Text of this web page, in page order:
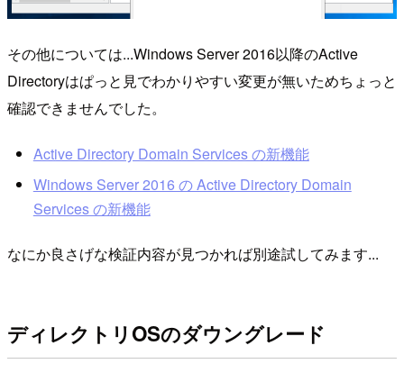
その他については...Windows Server 2016以降のActive
Directoryはぱっと見でわかりやすい変更が無いためちょっと
確認できませんでした。
Active Directory Domain Services の新機能
Windows Server 2016 の Active Directory Domain
Services の新機能
なにか良さげな検証内容が見つかれば別途試してみます...
ディレクトリOSのダウングレード